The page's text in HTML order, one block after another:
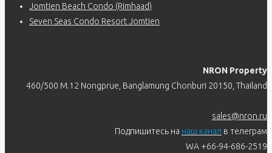
Jomtien Beach Condo (Rimhaad)
Seven Seas Condo Resort Jomtien
NRON Property
460/500 M.12 Nongprue, Banglamung Chonburi 20150, Thailand
sales@nron.ru
Подпишитесь на наш канал в телеграм
WA +66-94-686-2519